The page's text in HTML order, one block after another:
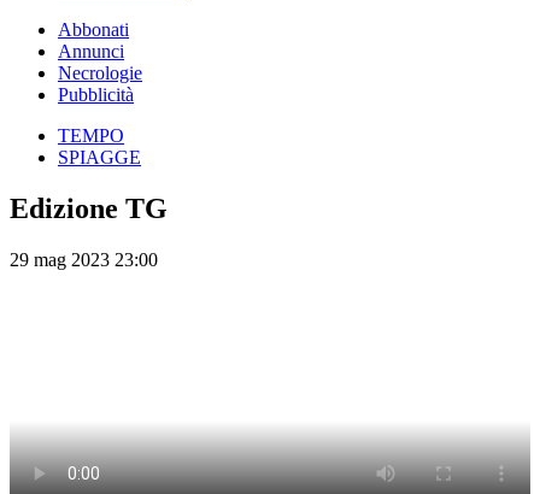
Abbonati
Annunci
Necrologie
Pubblicità
TEMPO
SPIAGGE
Edizione TG
29 mag 2023 23:00